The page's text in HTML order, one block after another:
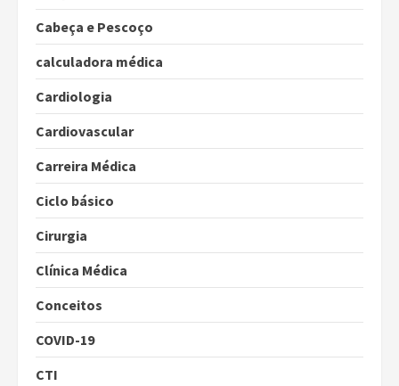
Cabeça e Pescoço
calculadora médica
Cardiologia
Cardiovascular
Carreira Médica
Ciclo básico
Cirurgia
Clínica Médica
Conceitos
COVID-19
CTI